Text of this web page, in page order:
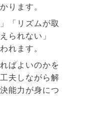
ります。
「リズムが取
られない」
れます。
ばよいのかを
夫しながら解
能力が身につ